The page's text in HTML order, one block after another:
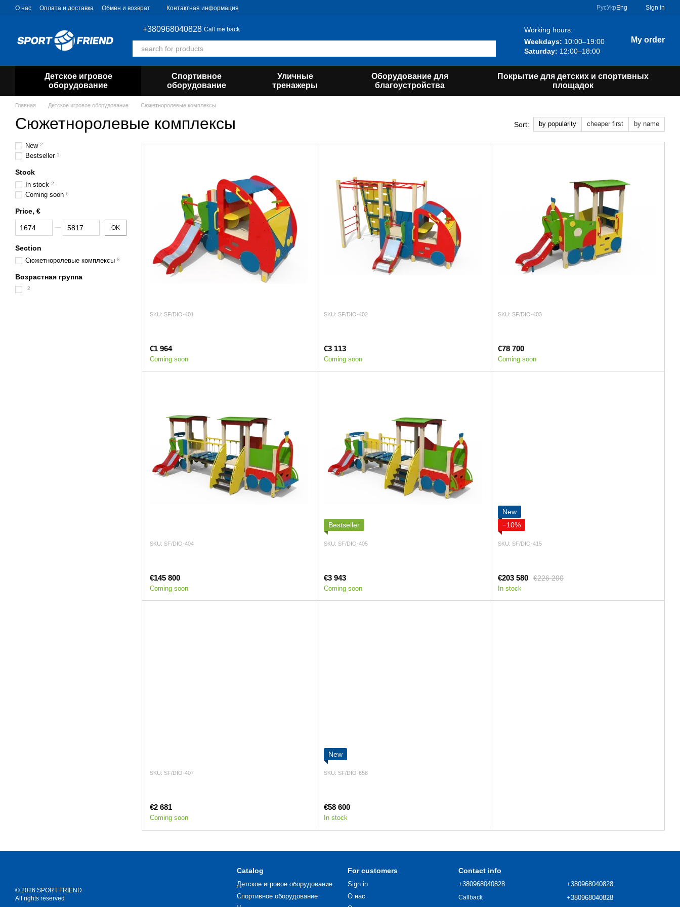
Skip to main content
О нас Оплата и доставка Обмен и возврат Контактная информация РусУкр Eng Sign in
+380968040828 Call me back
Working hours:
Weekdays: 10:00–19:00
Saturday: 12:00–18:00
My order
Детское игровое
оборудование
Спортивное
оборудование
Уличные
тренажеры
Оборудование для
благоустройства
Покрытие для детских и спортивных
площадок
Главная Детское игровое оборудование Сюжетноролевые комплексы
Сюжетноролевые комплексы Sort: by popularity cheaper first by name
SKU: SF/DIO-401
€1 964
Coming soon
SKU: SF/DIO-402
€3 113
Coming soon
SKU: SF/DIO-403
€78 700
Coming soon
SKU: SF/DIO-404
€145 800
Coming soon
Bestseller
SKU: SF/DIO-405
€3 943
Coming soon
New
−10%
SKU: SF/DIO-415
€226 200
€203 580
In stock
SKU: SF/DIO-407
€2 681
Coming soon
New
SKU: SF/DIO-658
€58 600
In stock
New 2
Bestseller 1
Stock
In stock 2
Coming soon 6
Price, €
From Price, €
To Price, € OK
Section
Сюжетноролевые комплексы 8
Возрастная группа
2
© 2026 SPORT FRIEND
All rights reserved
Catalog
Детское игровое оборудование
Спортивное оборудование
For customers
Sign in
О нас
Contact info
+380968040828
Callback
+380968040828
+380968040828